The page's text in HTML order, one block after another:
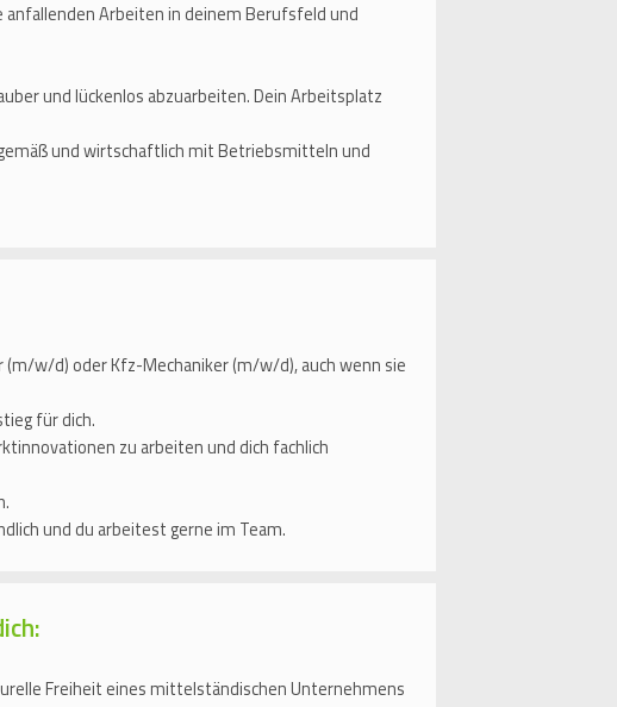
Arbeiten in deinem Berufsfeld und
und lückenlos abzuarbeiten. Dein Arbeitsplatz
und wirtschaftlich mit Betriebsmitteln und
w/d) oder Kfz-Mechaniker (m/w/d), auch wenn sie
für dich.
zu arbeiten und dich fachlich
und du arbeitest gerne im Team.
Freiheit eines mittelständischen Unternehmens